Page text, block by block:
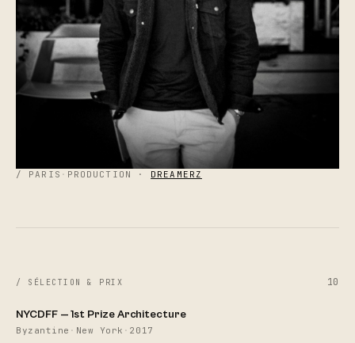
/ PARIS · PRODUCTION · DREAMERZ
/ SÉLECTION & PRIX 10
NYCDFF — 1st Prize Architecture
Byzantine · New York · 2017